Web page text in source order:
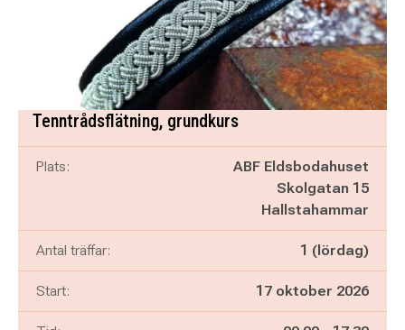
Tenntrådsflätning, grundkurs
Plats:
ABF Eldsbodahuset
Skolgatan 15
Hallstahammar
Antal träffar: 1 (lördag)
Start: 17 oktober 2026